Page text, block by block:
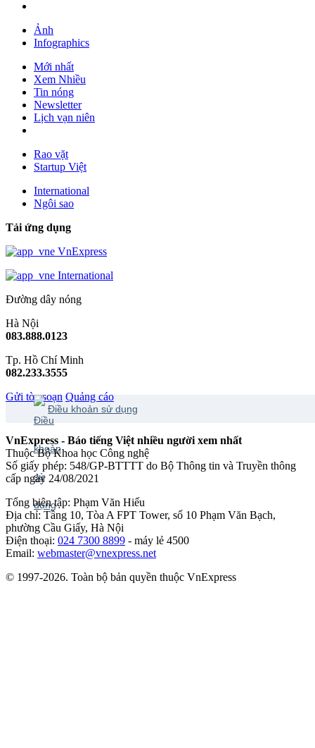
Ảnh
Infographics
Mới nhất
Xem Nhiều
Tin nóng
Newsletter
Lịch vạn niên
Rao vặt
Startup Việt
International
Ngôi sao
Tải ứng dụng
VnExpress
International
Đường dây nóng
Hà Nội
083.888.0123
Tp. Hồ Chí Minh
082.233.3555
Gửi tòa soạn Quảng cáo
Điều khoản sử dụng
VnExpress - Báo tiếng Việt nhiều người xem nhất
Thuộc Bộ Khoa học Công nghệ
Số giấy phép: 548/GP-BTTTT do Bộ Thông tin và Truyền thông
cấp ngày 24/08/2021
Tổng biên tập: Phạm Văn Hiếu
Địa chỉ: Tầng 10, Tòa A FPT Tower, số 10 Phạm Văn Bạch,
phường Cầu Giấy, Hà Nội
Điện thoại: 024 7300 8899 - máy lẻ 4500
Email: webmaster@vnexpress.net
© 1997-2026. Toàn bộ bản quyền thuộc VnExpress